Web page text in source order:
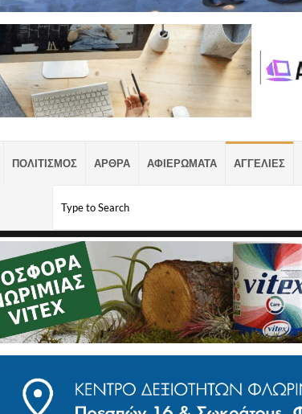
ΠΟΛΙΤΙΣΜΟΣ ΑΡΘΡΑ ΑΦΙΕΡΩΜΑΤΑ ΑΓΓΕΛΙΕΣ